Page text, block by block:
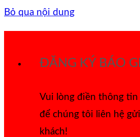
Bỏ qua nội dung
ĐĂNG KÝ BÁO
Vui lòng điền thông
để chúng tôi liên hệ
khách!